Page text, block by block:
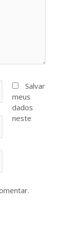
Salvar
meus
dados
neste